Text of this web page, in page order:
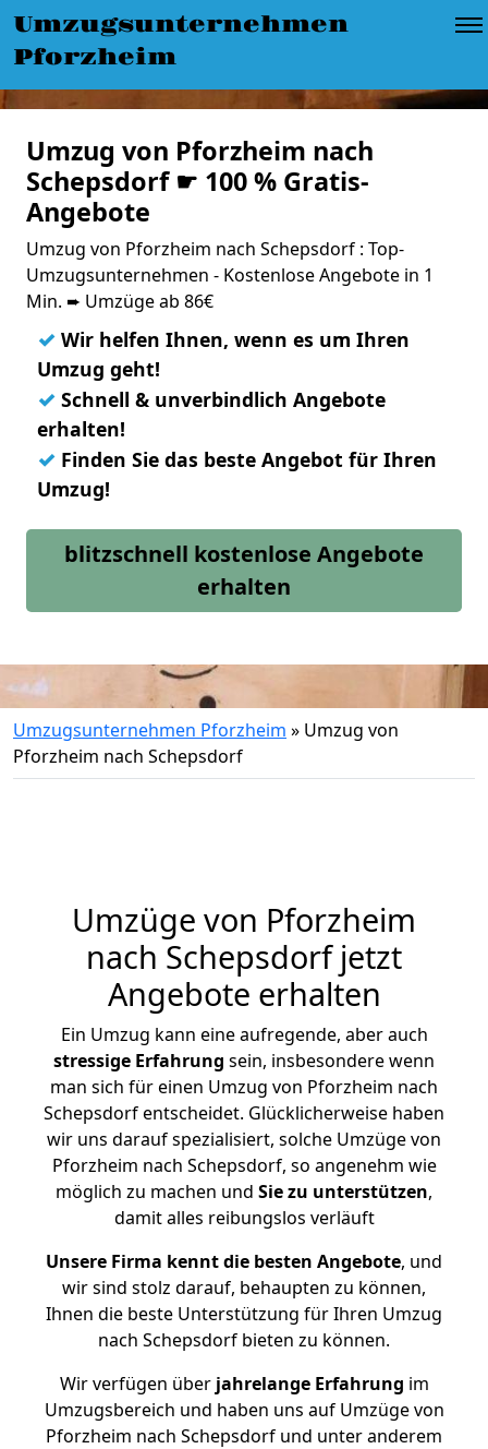
Umzugsunternehmen
Pforzheim
Umzug von Pforzheim nach
Schepsdorf ☛ 100 % Gratis-
Angebote
Umzug von Pforzheim nach Schepsdorf : Top-
Umzugsunternehmen - Kostenlose Angebote in 1
Min. ➨ Umzüge ab 86€
✓ Wir helfen Ihnen, wenn es um Ihren
Umzug geht!
✓ Schnell & unverbindlich Angebote
erhalten!
✓ Finden Sie das beste Angebot für Ihren
Umzug!
blitzschnell kostenlose Angebote
erhalten
Umzugsunternehmen Pforzheim » Umzug von
Pforzheim nach Schepsdorf
Umzüge von Pforzheim
nach Schepsdorf jetzt
Angebote erhalten
Ein Umzug kann eine aufregende, aber auch
stressige Erfahrung sein, insbesondere wenn
man sich für einen Umzug von Pforzheim nach
Schepsdorf entscheidet. Glücklicherweise haben
wir uns darauf spezialisiert, solche Umzüge von
Pforzheim nach Schepsdorf, so angenehm wie
möglich zu machen und Sie zu unterstützen,
damit alles reibungslos verläuft
Unsere Firma kennt die besten Angebote, und
wir sind stolz darauf, behaupten zu können,
Ihnen die beste Unterstützung für Ihren Umzug
nach Schepsdorf bieten zu können.
Wir verfügen überjahrelange Erfahrung im
Umzugsbereich und haben uns auf Umzüge von
Pforzheim nach Schepsdorf und unter anderem